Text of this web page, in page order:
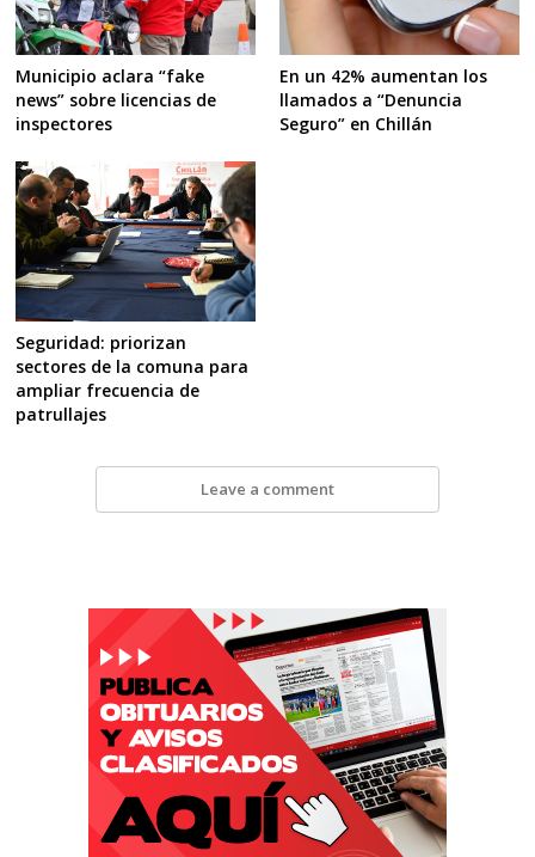
Municipio aclara “fake
news” sobre licencias de
inspectores
En un 42% aumentan los
llamados a “Denuncia
Seguro” en Chillán
Seguridad: priorizan
sectores de la comuna para
ampliar frecuencia de
patrullajes
Leave a comment